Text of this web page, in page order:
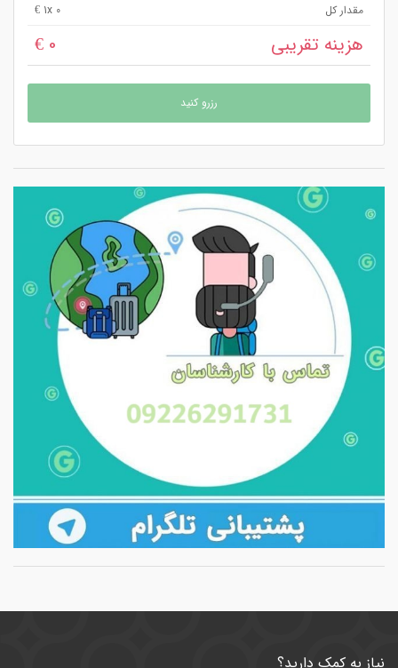
مقدار کل
1x 0 €
هزینه تقریبی 0 €
رزرو کنید
نیاز به کمک دارید؟